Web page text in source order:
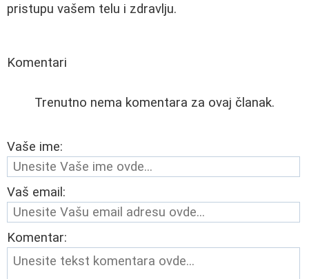
pristupu vašem telu i zdravlju.
Komentari
Trenutno nema komentara za ovaj članak.
Vaše ime:
Vaš email:
Komentar: